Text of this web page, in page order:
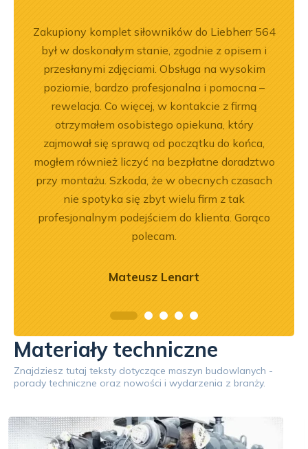
Zakupiony komplet siłowników do Liebherr 564
był w doskonałym stanie, zgodnie z opisem i
przesłanymi zdjęciami. Obsługa na wysokim
poziomie, bardzo profesjonalna i pomocna –
rewelacja. Co więcej, w kontakcie z firmą
otrzymałem osobistego opiekuna, który
zajmował się sprawą od początku do końca,
mogłem również liczyć na bezpłatne doradztwo
przy montażu. Szkoda, że w obecnych czasach
nie spotyka się zbyt wielu firm z tak
profesjonalnym podejściem do klienta. Gorąco
polecam.
Mateusz Lenart
Materiały techniczne
Znajdziesz tutaj teksty dotyczące maszyn budowlanych -
porady techniczne oraz nowości i wydarzenia z branży.